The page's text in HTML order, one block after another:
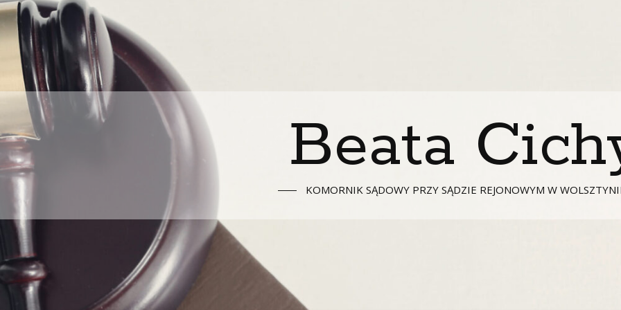
Beata
KOMORNIK SĄDOWY PRZY SĄDZIE REJONOWYM W